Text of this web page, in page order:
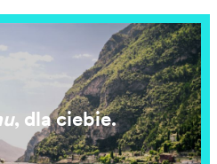
, dla ciebie.